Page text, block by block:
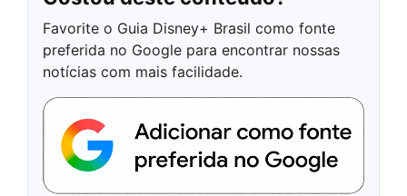
Favorite o Guia Disney+ Brasil como fonte
preferida no Google para encontrar nossas
notícias com mais facilidade.